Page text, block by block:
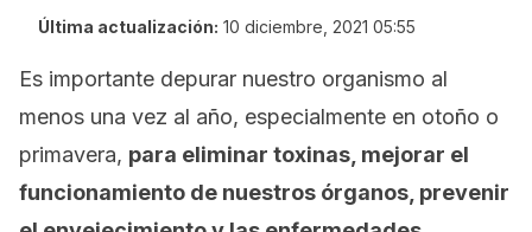
Última actualización: 10 diciembre, 2021 05:55
Es importante depurar nuestro organismo al
menos una vez al año, especialmente en otoño o
primavera, para eliminar toxinas, mejorar el
funcionamiento de nuestros órganos, prevenir